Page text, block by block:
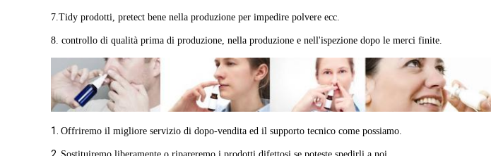
7.Tidy prodotti, pretect bene nella produzione per impedire polvere ecc.
8. controllo di qualità prima di produzione, nella produzione e nell'ispezione dopo le merci finite.
1. Offriremo il migliore servizio di dopo-vendita ed il supporto tecnico come possiamo.